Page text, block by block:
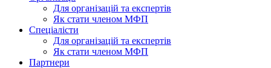
Для організацій та експертів
Як стати членом МФП
Спеціалісти
Для організацій та експертів
Як стати членом МФП
Партнери